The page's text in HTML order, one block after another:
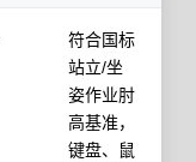
符合国标
站立/坐
姿作业肘
高基准，
键盘、鼠